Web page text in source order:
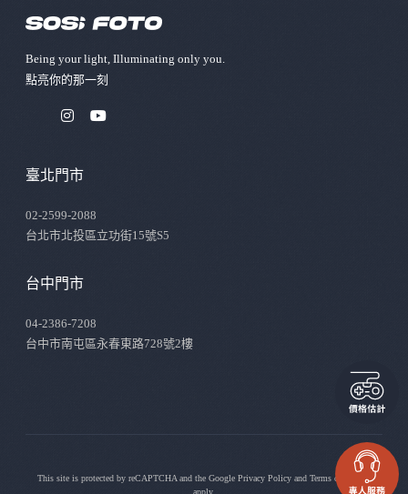
Being your light, Illuminating only you.
點亮你的那⼀刻
臺北門市
02-2599-2088
台北市北投區立功街15號S5
台中門市
04-2386-7208
台中市南屯區永春東路728號2樓
This site is protected by reCAPTCHA and the Google Privacy Policy and Terms of Service